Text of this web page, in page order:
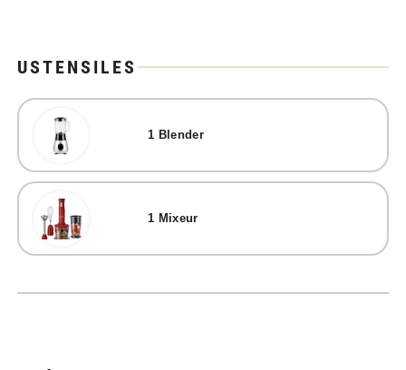
USTENSILES
1 Blender
1 Mixeur